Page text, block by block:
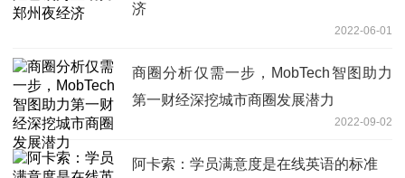
济
2022-06-01
商圈分析仅需一步，MobTech智图助力
第一财经深挖城市商圈发展潜力
2022-09-02
阿卡索：学员满意度是在线英语的标准